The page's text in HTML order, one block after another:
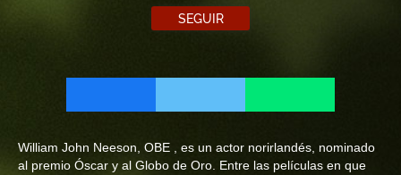
SEGUIR
William John Neeson, OBE , es un actor norirlandés, nominado
al premio Óscar y al Globo de Oro. Entre las películas en que